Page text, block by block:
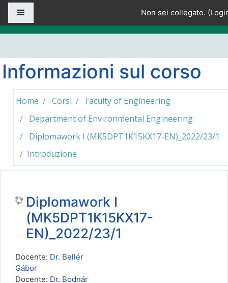
Vai al contenuto principale
Non sei collegato. (
Informazioni sul corso
Home Corsi
Faculty of Engineering
Department of Environmental Engineering
Diplomawork I (MK5DPT1K15KX17-EN)_2022/23/1
Introduzione
Diplomawork I
(MK5DPT1K15KX17-
EN)_2022/23/1
Docente: Dr. Bellér
Gábor
Docente: Dr. Bodnár